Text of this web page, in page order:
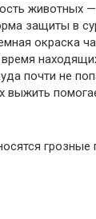
животных
защиты в
окраска
почти не
выжить
грозные